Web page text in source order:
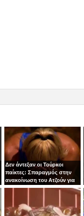
Δεν άντεξαν οι Τούρκοι
παίκτες: Σπαραγμός στην
ανακοίνωση του Ατζούν για
τoν Σταύρο